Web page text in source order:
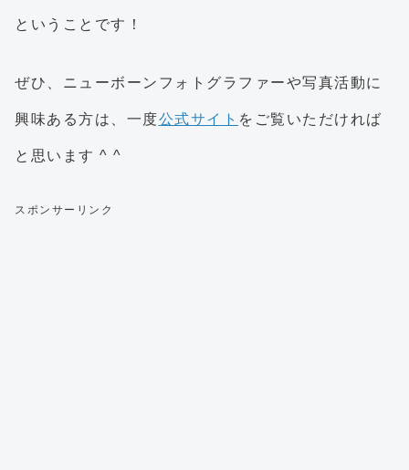
ということです！
ぜひ、ニューボーンフォトグラファーや写真活動に
興味ある方は、一度公式サイト をご覧いただければ
と思います ^ ^
スポンサーリンク